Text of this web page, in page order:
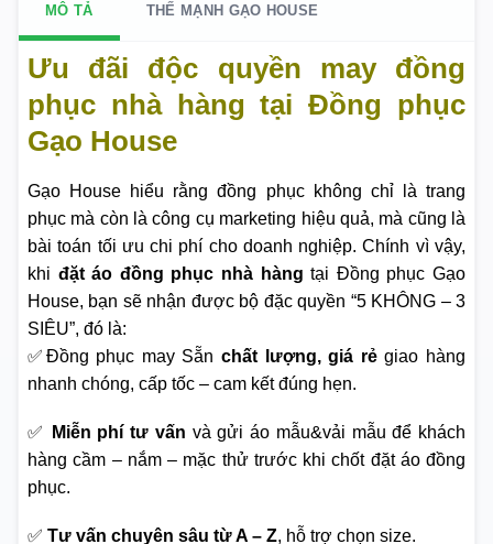
MÔ TẢ THẾ MẠNH GẠO HOUSE
Ưu đãi độc quyền may đồng
phục nhà hàng tại Đồng phục
Gạo House
Gạo House hiểu rằng đồng phục không chỉ là trang
phục mà còn là công cụ marketing hiệu quả, mà cũng là
bài toán tối ưu chi phí cho doanh nghiệp. Chính vì vậy,
khi đặt áo đồng phục nhà hàng tại Đồng phục Gạo
House, bạn sẽ nhận được bộ đặc quyền “5 KHÔNG – 3
SIÊU”, đó là:
✅Đồng phục may Sẵn chất lượng, giá rẻgiao hàng
nhanh chóng, cấp tốc – cam kết đúng hẹn.
✅ Miễn phí tư vấn và gửi áo mẫu&vải mẫu để khách
hàng cầm – nắm – mặc thử trước khi chốt đặt áo đồng
phục.
✅ Tư vấn chuyên sâu từ A – Z, hỗ trợ chọn size.